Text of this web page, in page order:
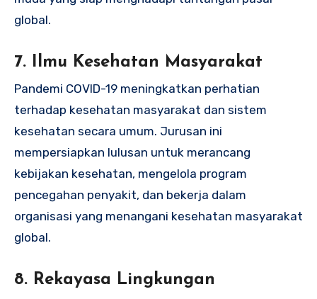
global.
7. Ilmu Kesehatan Masyarakat
Pandemi COVID-19 meningkatkan perhatian
terhadap kesehatan masyarakat dan sistem
kesehatan secara umum. Jurusan ini
mempersiapkan lulusan untuk merancang
kebijakan kesehatan, mengelola program
pencegahan penyakit, dan bekerja dalam
organisasi yang menangani kesehatan masyarakat
global.
8. Rekayasa Lingkungan